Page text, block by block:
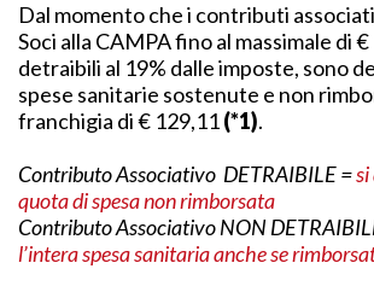
Dal momento che i contributi
Soci alla CAMPA fino al massimale di
detraibili al 19% dalle imposte, sono
spese sanitarie sostenute e non
franchigia di € 129,11(*1).
Contributo Associativo DETRAIBILE =si
quota di spesa non rimborsata
Contributo Associativo NON
l’intera spesa sanitaria anche se